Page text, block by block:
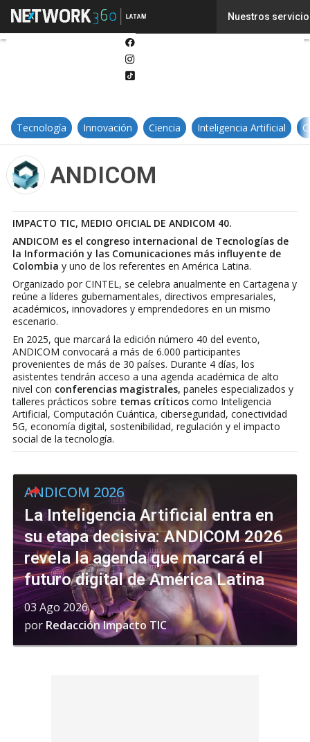
Nuestros
Tecnología Innovación Ciencia Inteligencia Artificial
ANDICOM
IMPACTO TIC, MEDIO OFICIAL DE ANDICOM 40.
ANDICOM es el congreso internacional de Tecnologías de
la Información y las Comunicaciones más influyente de
Colombia y uno de los referentes en América Latina.
Organizado por CINTEL, se celebra anualmente en Cartagena y
reúne a líderes gubernamentales, directivos empresariales,
académicos, innovadores y emprendedores en un mismo
escenario.
En 2025, que marcará la edición número 40 del evento,
ANDICOM convocará a más de 6.000 participantes
provenientes de más de 30 países. Durante 4 días, los
asistentes tendrán acceso a una agenda académica de alto
nivel con conferencias magistrales, paneles especializados y
talleres prácticos sobre temas críticos como Inteligencia
Artificial, Computación Cuántica, ciberseguridad, conectividad
5G, economía digital, sostenibilidad, regulación y el impacto
social de la tecnología.
ANDICOM 2026
La Inteligencia Artificial entra en
su etapa decisiva: ANDICOM 2026
revela la agenda que marcará el
futuro digital de América Latina
03 Ago 2026
por Redacción Impacto TIC